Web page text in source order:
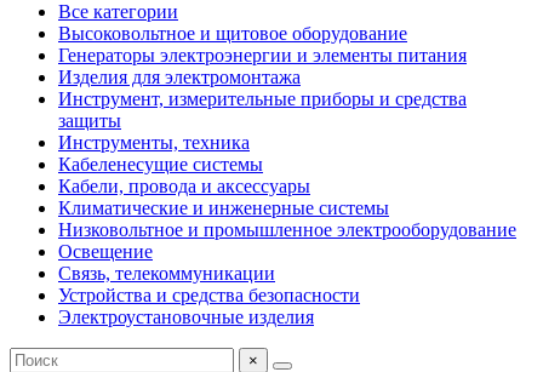
Все категории
Высоковольтное и щитовое оборудование
Генераторы электроэнергии и элементы питания
Изделия для электромонтажа
Инструмент, измерительные приборы и средства
защиты
Инструменты, техника
Кабеленесущие системы
Кабели, провода и аксессуары
Климатические и инженерные системы
Низковольтное и промышленное электрооборудование
Освещение
Связь, телекоммуникации
Устройства и средства безопасности
Электроустановочные изделия
×